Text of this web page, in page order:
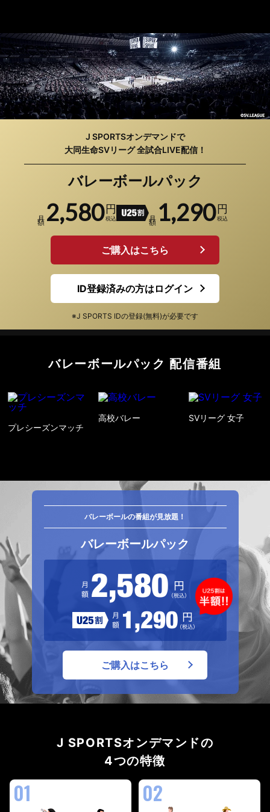
J SPORTSオンデマンドで
大同生命SVリーグ 全試合LIVE配信！
バレーボールパック
2,580円
税込 U25割引
月額 1,290 円
税込
ご購入はこちら
ID登録済みの方はログイン
※J SPORTS IDの登録(無料)が必要です
バレーボールパック 配信番組
プレシーズンマッチ
高校バレー SVリーグ 女子
バレーボールの番組が見放題！
バレーボールパック
ご購入はこちら
J SPORTSオンデマンドの
4つの特徴
01 02